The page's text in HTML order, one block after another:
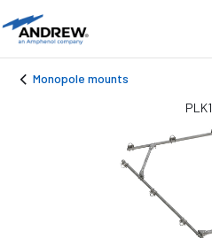
Monopole mounts
PLK1